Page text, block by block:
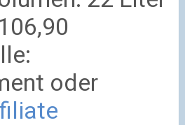
oder